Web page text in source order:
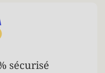
sécurisé